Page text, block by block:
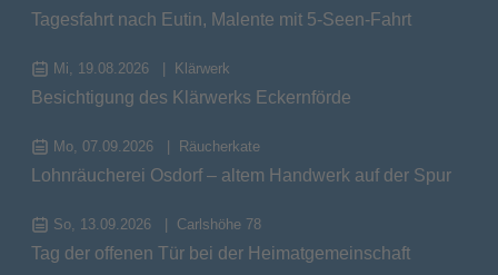
Tagesfahrt nach Eutin, Malente mit 5-Seen-Fahrt
Mi, 19.08.2026 Klärwerk
Besichtigung des Klärwerks Eckernförde
Mo, 07.09.2026 Räucherkate
Lohnräucherei Osdorf – altem Handwerk auf der Spur
So, 13.09.2026 Carlshöhe 78
Tag der offenen Tür bei der Heimatgemeinschaft